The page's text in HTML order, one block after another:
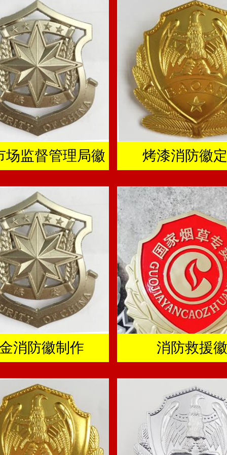
场监督管理局徽 烤漆消防徽
消防徽制作 消防救援徽